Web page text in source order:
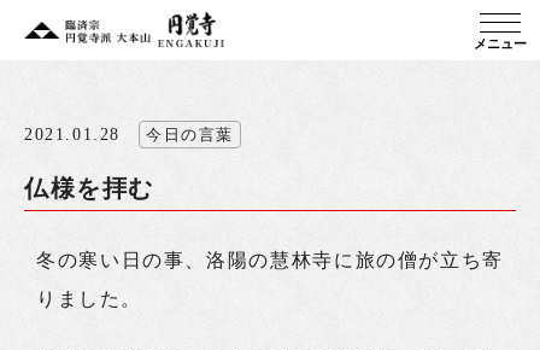
メニュー
2021.01.28 今日の言葉
仏様を拝む
冬の寒い日の事、洛陽の慧林寺に旅の僧が立ち寄
りました。